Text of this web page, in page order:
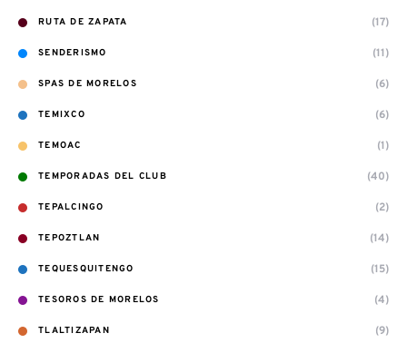
RUTA DE ZAPATA (17)
SENDERISMO (11)
SPAS DE MORELOS (6)
TEMIXCO (6)
TEMOAC (1)
TEMPORADAS DEL CLUB (40)
TEPALCINGO (2)
TEPOZTLAN (14)
TEQUESQUITENGO (15)
TESOROS DE MORELOS (4)
TLALTIZAPAN (9)